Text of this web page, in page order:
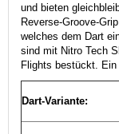
und bieten
Reverse-Groove-
welches dem Dart
sind mit Nitro Tech
Flights bestückt. Ein
Dart-Variante: